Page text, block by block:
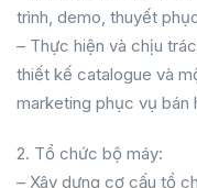
trình, demo, thuyết
– Thực hiện và chịu
thiết kế catalogue và
marketing phục vụ bán
2. Tổ chức bộ máy:
– Xây dựng cơ cấu tổ